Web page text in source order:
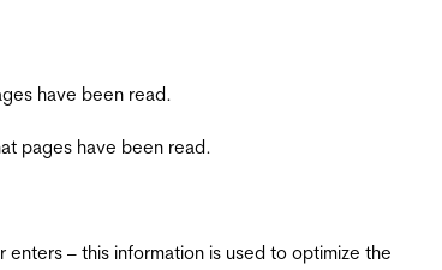
have been read.
pages have been read.
– this information is used to optimize the